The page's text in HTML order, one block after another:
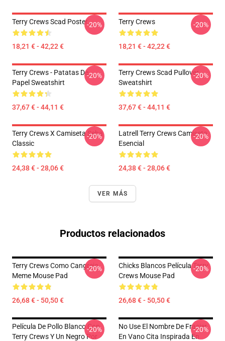
Terry Crews Scad Poster
18,21 € - 42,22 €
-20% Terry Crews
18,21 € - 42,22 €
-20%
Terry Crews - Patatas De
Papel Sweatshirt
37,67 € - 44,11 €
-20%
Terry Crews Scad Pullover
Sweatshirt
37,67 € - 44,11 €
-20%
Terry Crews X Camiseta Seba
Classic
24,38 € - 28,06 €
-20%
Latrell Terry Crews Camiseta
Esencial
24,38 € - 28,06 €
-20%
VER MÁS
Productos relacionados
Terry Crews Como Cangrejo
Meme Mouse Pad
26,68 € - 50,50 €
-20%
Chicks Blancos Película Terry
Crews Mouse Pad
26,68 € - 50,50 €
-20%
Película De Pollo Blanco Con
Terry Crews Y Un Negro Por
-20%
No Use El Nombre De Frasier
En Vano Cita Inspirada En
-20%